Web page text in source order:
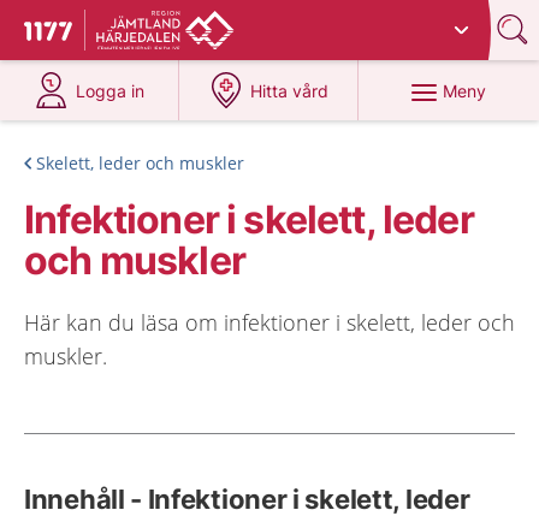
Till startsidan för 1177
Du har valt region
Logga in
på 1177.se
Hitta vård
på 1177.se
Meny
Skelett, leder och muskler
Infektioner i skelett, leder
och muskler
Här kan du läsa om infektioner i skelett, leder och
muskler.
Innehåll - Infektioner i skelett, leder